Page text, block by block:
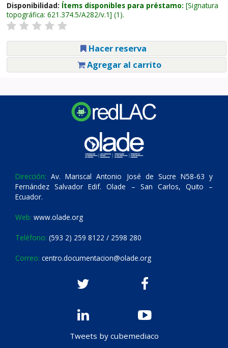
Disponibilidad: Ítems disponibles para préstamo: Signatura
topográfica: 621.374.5/A282/v.1 (1).
Hacer reserva
Agregar al carrito
Dirección: Av. Mariscal Antonio José de Sucre N58-63 y
Fernández Salvador Edif. Olade – San Carlos, Quito –
Ecuador.
Web: www.olade.org
Teléfono: (593 2) 259 8122 / 2598 280
Correo: centro.documentacion@olade.org
Tweets by cubemediaco